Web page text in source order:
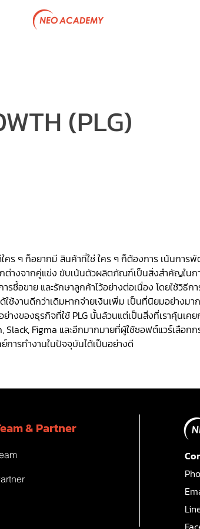
(PLG)
คร ๆ ก็อยากมี สินค้าที่ใช่ ใคร ๆ ก็ต้องการ เน้นการ
ต่างจากคู่แข่ง ขับเน้นตัวผลิตภัณฑ์เป็นสิ่งสำคัญในก
รซื้อขาย และรักษาลูกค้าไว้อย่างต่อเนื่อง โดยใช้วิธีก
ใช้งานดีกว่าเดิมหากจ่ายเงินเพิ่ม เป็นที่นิยมอย่างมา
างของธุรกิจที่ใช้ PLG นั้นล้วนแต่เป็นสิ่งที่เราคุ้นเคย
Figma และอีกมากมายที่ผู้ใช้ซอฟต์แวร์เลือกกร
การทำงานในปัจจุบันได้เป็นอย่างดี
& Partner